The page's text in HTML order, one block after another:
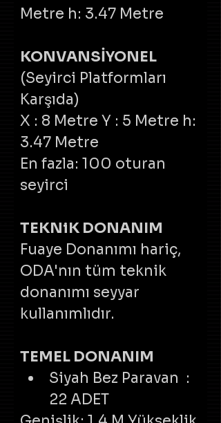
Metre h: 3.47 Metre
KONVANSİYONEL
(Seyirci Platformları
Karşıda)
X : 8 Metre Y : 5 Metre h:
3.47 Metre
En fazla: 100 oturan
seyirci
TEKNiK DONANIM
Fuaye Donanımı hariç,
ODA'nın tüm teknik
donanımı seyyar
kullanımlıdır.
TEMEL DONANIM
Siyah Bez Paravan  :
22 ADET